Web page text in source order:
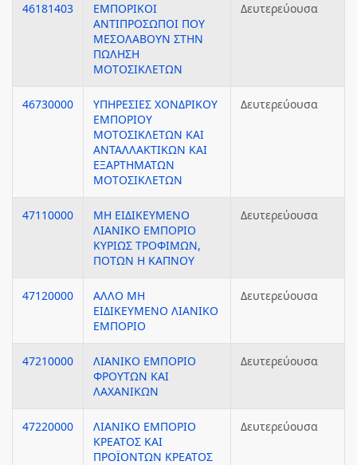
46181403
ΕΜΠΟΡΙΚΟΙ
ΑΝΤΙΠΡΟΣΩΠΟΙ ΠΟΥ
ΜΕΣΟΛΑΒΟΥΝ ΣΤΗΝ
ΠΩΛΗΣΗ
ΜΟΤΟΣΙΚΛΕΤΩΝ
Δευτερεύουσα
46730000
ΥΠΗΡΕΣΙΕΣ ΧΟΝΔΡΙΚΟΥ
ΕΜΠΟΡΙΟΥ
ΜΟΤΟΣΙΚΛΕΤΩΝ ΚΑΙ
ΑΝΤΑΛΛΑΚΤΙΚΩΝ ΚΑΙ
ΕΞΑΡΤΗΜΑΤΩΝ
ΜΟΤΟΣΙΚΛΕΤΩΝ
Δευτερεύουσα
47110000
ΜΗ ΕΙΔΙΚΕΥΜΕΝΟ
ΛΙΑΝΙΚΟ ΕΜΠΟΡΙΟ
ΚΥΡΙΩΣ ΤΡΟΦΙΜΩΝ,
ΠΟΤΩΝ Η ΚΑΠΝΟΥ
Δευτερεύουσα
47120000
ΑΛΛΟ ΜΗ
ΕΙΔΙΚΕΥΜΕΝΟ ΛΙΑΝΙΚΟ
ΕΜΠΟΡΙΟ
Δευτερεύουσα
47210000
ΛΙΑΝΙΚΟ ΕΜΠΟΡΙΟ
ΦΡΟΥΤΩΝ ΚΑΙ
ΛΑΧΑΝΙΚΩΝ
Δευτερεύουσα
47220000
ΛΙΑΝΙΚΟ ΕΜΠΟΡΙΟ
ΚΡΕΑΤΟΣ ΚΑΙ
ΠΡΟΪΟΝΤΩΝ ΚΡΕΑΤΟΣ
Δευτερεύουσα